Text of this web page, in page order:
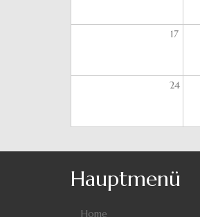
17
24
Hauptmenü
Home